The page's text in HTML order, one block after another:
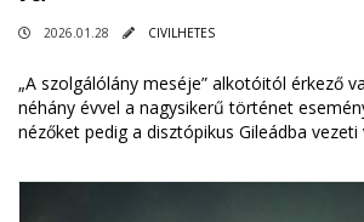
2026.01.28 CIVILHETES
„A szolgálólány meséje” alkotóitól érkező
néhány évvel a nagysikerű történet
nézőket pedig a disztópikus Gileádba vezeti